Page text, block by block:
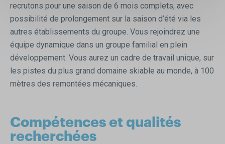
recrutons pour une saison de 6 mois complets, avec
possibilité de prolongement sur la saison d’été via les
autres établissements du groupe. Vous rejoindrez une
équipe dynamique dans un groupe familial en plein
développement. Vous aurez un cadre de travail unique, sur
les pistes du plus grand domaine skiable au monde, à 100
mètres des remontées mécaniques.
Compétences et qualités
recherchées